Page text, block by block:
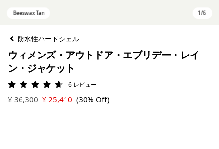
防水性ハードシェル
ウィメンズ・アウトドア・エブリデー・レイ
ン・ジャケット
評価: 4.7 / 5
6 レビュー
¥ 36,300 ¥ 25,410 (30% Off)